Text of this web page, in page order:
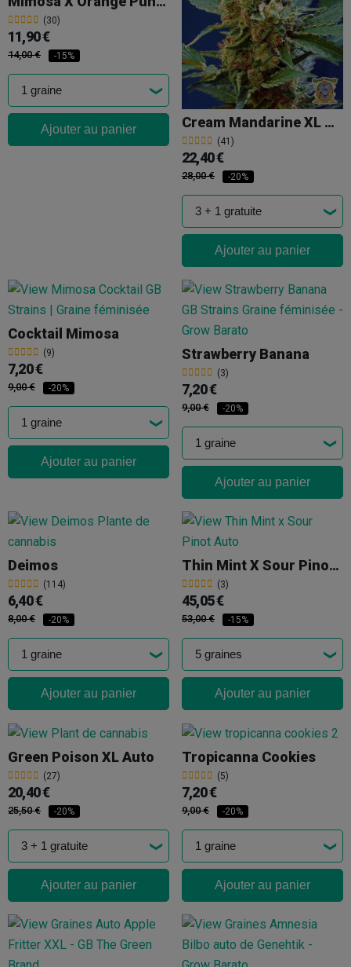
(30)
11,90 €
14,00 € -15%
Ajouter au panier Cream Mandarine XL Auto
(41)
22,40 €
28,00 € -20%
Ajouter au panier
Cocktail Mimosa
(9)
7,20 €
9,00 € -20%
Ajouter au panier
Strawberry Banana
(3)
7,20 €
9,00 € -20%
Ajouter au panier
Deimos
(114)
6,40 €
8,00 € -20%
Ajouter au panier
Thin Mint X Sour Pinot Auto
(3)
45,05 €
53,00 € -15%
Ajouter au panier
Green Poison XL Auto
(27)
20,40 €
25,50 € -20%
Ajouter au panier
Tropicanna Cookies
(5)
7,20 €
9,00 € -20%
Ajouter au panier